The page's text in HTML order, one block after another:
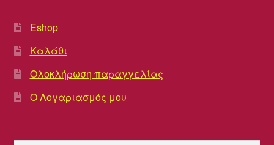
Eshop
Καλάθι
Ολοκλήρωση παραγγελίας
Ο Λογαριασμός μου